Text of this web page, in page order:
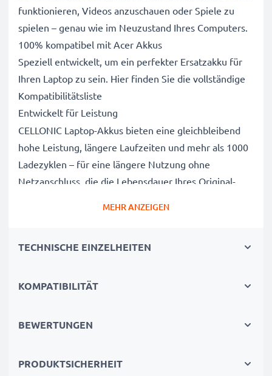
funktionieren, Videos anzuschauen oder Spiele zu
spielen – genau wie im Neuzustand Ihres Computers.
100% kompatibel mit Acer Akkus
Speziell entwickelt, um ein perfekter Ersatzakku für
Ihren Laptop zu sein. Hier finden Sie die vollständige
Kompatibilitätsliste
Entwickelt für Leistung
CELLONIC Laptop-Akkus bieten eine gleichbleibend
hohe Leistung, längere Laufzeiten und mehr als 1000
Ladezyklen – für eine längere Nutzung ohne
Netzanschluss, die die Lebensdauer Ihres Original-
getestet, um ein optimales Sicherheitsniveau zu
Kurzschluss-, Überhitzungs- und
Standards – deshalb erhalten Sie eine 36-monatige
MEHR ANZEIGEN
TECHNISCHE EINZELHEITEN
KOMPATIBILITÄT
BEWERTUNGEN
PRODUKTSICHERHEIT